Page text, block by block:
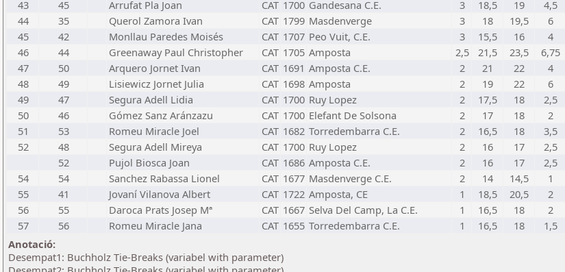
43
45 Arrufat Pla Joan CAT 1700 Gandesana C.E. 3 18,5 19
4,5
44
35 Querol Zamora Ivan CAT 1799 Masdenverge 3 18 19,5
6
45
42 Monllau Paredes Moisés CAT 1707 Peo Vuit, C.E. 3 15,5 16
4
46
44 Greenaway Paul Christopher CAT 1705 Amposta 2,5 21,5 23,5
6,75
47
50 Arquero Jornet Ivan CAT 1691 Amposta C.E. 2 21 22
4
48
49 Lisiewicz Jornet Julia CAT 1698 Amposta 2 19 22
6
49
47 Segura Adell Lidia CAT 1700 Ruy Lopez 2 17,5 18
2,5
50
46 Gómez Sanz Aránzazu CAT 1700 Elefant De Solsona 2 17 18
2
51
53 Romeu Miracle Joel CAT 1682 Torredembarra C.E. 2 16,5 18
3,5
52
48 Segura Adell Mireya CAT 1700 Ruy Lopez 2 16 17
2,5
52
Pujol Biosca Joan CAT 1686 Amposta C.E. 2 16 17
2,5
54
54 Sanchez Rabassa Lionel CAT 1677 Masdenverge C.E. 2 14 14,5
1
55
41 Jovaní Vilanova Albert CAT 1722 Amposta, CE 1 18,5 20,5
2
56
55 Daroca Prats Josep Mª CAT 1667 Selva Del Camp, La C.E. 1 16,5 18
2
57
56 Romeu Miracle Jana CAT 1655 Torredembarra C.E. 1 16,5 18
1,5
Anotació:
Desempat1: Buchholz Tie-Breaks (variabel with parameter)